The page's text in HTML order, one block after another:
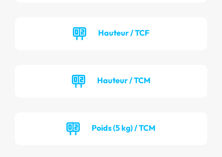
Hauteur / TCF
Hauteur / TCM
Poids (5 kg) / TCM